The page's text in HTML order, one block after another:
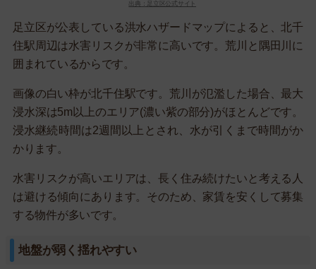
出典：足立区公式サイト
足立区が公表している洪水ハザードマップによると、北千
住駅周辺は水害リスクが非常に高いです。荒川と隅田川に
囲まれているからです。
画像の白い枠が北千住駅です。荒川が氾濫した場合、最大
浸水深は5m以上のエリア(濃い紫の部分)がほとんどです。
浸水継続時間は2週間以上とされ、水が引くまで時間がか
かります。
水害リスクが高いエリアは、長く住み続けたいと考える人
は避ける傾向にあります。そのため、家賃を安くして募集
する物件が多いです。
地盤が弱く揺れやすい